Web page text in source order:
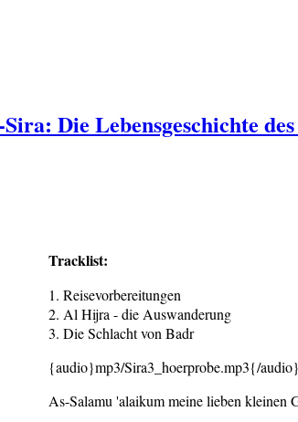
Die Lebensgeschichte
Tracklist:
1. Reisevorbereitungen
2. Al Hijra - die Auswanderung
3. Die Schlacht von Badr
{audio}mp3/Sira3_hoerprobe.mp3{/audio}
As-Salamu 'alaikum meine lieben kleinen